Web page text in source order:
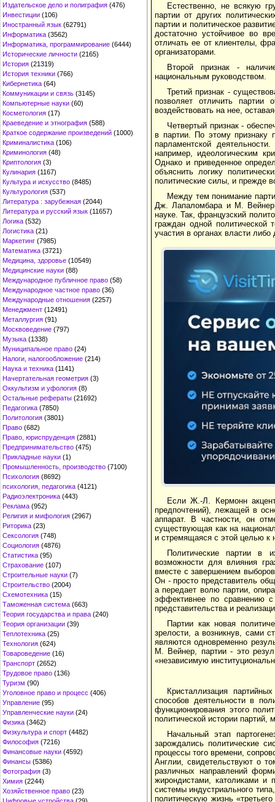
Издательское дело и полиграфия (476)
Инвестиции (106)
Иностранный язык (62791)
Информатика (3562)
Информатика, программирование (6444)
Исторические личности (2165)
История (21319)
История техники (766)
Кибернетика (64)
Коммуникации и связь (3145)
Компьютерные науки (60)
Косметология (17)
Краеведение и этнография (588)
Краткое содержание произведений (1000)
Криминалистика (106)
Криминология (48)
Криптология (3)
Кулинария (1167)
Культура и искусство (8485)
Культурология (537)
Литература : зарубежная (2044)
Литература и русский язык (11657)
Логика (532)
Логистика (21)
Маркетинг (7985)
Математика (3721)
Медицина, здоровье (10549)
Медицинские науки (88)
Международное публичное право (58)
Международное частное право (36)
Международные отношения (2257)
Менеджмент (12491)
Металлургия (91)
Москвоведение (797)
Музыка (1338)
Муниципальное право (24)
Налоги, налогообложение (214)
Наука и техника (1141)
Начертательная геометрия (3)
Оккультизм и уфология (8)
Остальные рефераты (21692)
Педагогика (7850)
Политология (3801)
Право (682)
Право, юриспруденция (2881)
Предпринимательство (475)
Прикладные науки (1)
Промышленность, производство (7100)
Психология (8692)
психология, педагогика (4121)
Радиоэлектроника (443)
Реклама (952)
Религия и мифология (2967)
Риторика (23)
Сексология (748)
Социология (4876)
Статистика (95)
Страхование (107)
Строительные науки (7)
Строительство (2004)
Схемотехника (15)
Таможенная система (663)
Теория государства и права (240)
Теория организации (39)
Теплотехника (25)
Технология (624)
Товароведение (16)
Транспорт (2652)
Трудовое право (136)
Туризм (90)
Уголовное право и процесс (406)
Управление (95)
Управленческие науки (24)
Физика (3462)
Физкультура и спорт (4482)
Философия (7216)
Финансовые науки (4592)
Финансы (5386)
Фотография (3)
Химия (2244)
Хозяйственное право (23)
Естественно, не всякую
партии от других
партии и политическое
достаточно устойчивое во
отличать ее от клиентелы,
организаторами.
Второй признак -
национальным руководством.
Третий признак -
позволяет отличить
воздействовать на нее,
Четвертый признак -
в партии. По этому признаку
парламентской
например, идеологическим
Однако и приведенное
объяснить логику
политические силы, и прежде
Между тем понимание
Дж. Лапаломбара и М. Вейнер,
науке. Так, французский
граждан одной политической
участия в органах власти
Если Ж.-Л. Кермонн
предпочтений), лежащей в
аппарат. В частности, он
существующая как на
и стремящаяся с этой целью к
Политические партии в
возможности для влияния
вместе с завершением
Он - просто представитель
а передает волю партии,
эффективнее по сравнению
представительства и
Партии как новая
зрелости, а возникнув, сами
являются одновременно
М. Вейнер, партии - это
«независимую
Кристаллизация
способов деятельности в
функционирования этого
политической истории партий,
Начальный этап
зарождались политические
процессы того времени,
Англии, свидетельствуют о
различных направлений
жирондистами, католиками и
системы индустриального
политическую жизнь